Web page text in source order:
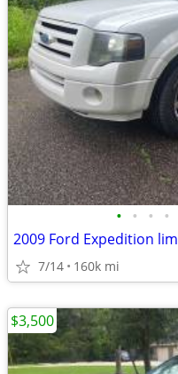
• • • •
2009 Ford Expedition
7/14 160k mi
$3,500